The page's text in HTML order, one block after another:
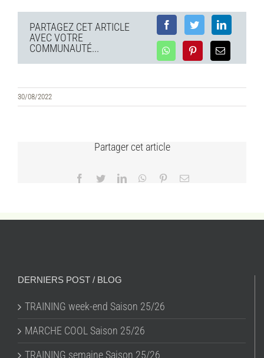
PARTAGEZ CET ARTICLE
AVEC VOTRE
COMMUNAUTÉ...
30/08/2022
Partager cet article
Facebook
TwitterLinkedInWhatsApp
PinterestEmail
DERNIERS POST / BLOG
TRAINING week-end Saison 25/26
MARCHE COOL Saison 25/26
TRAINING semaine Saison 25/26